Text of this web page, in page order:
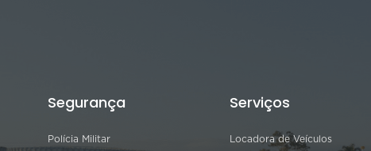
Segurança
Polícia Militar
Serviços
Locadora de Veículos